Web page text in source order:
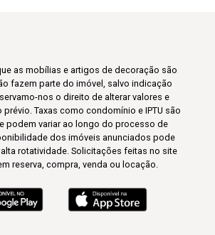
as mobílias e artigos de decoração são
fazem parte do imóvel, salvo indicação
nos o direito de alterar valores e
Taxas como condomínio e IPTU são
podem variar ao longo do processo de
dos imóveis anunciados pode
rotatividade. Solicitações feitas no site
reserva, compra, venda ou locação.